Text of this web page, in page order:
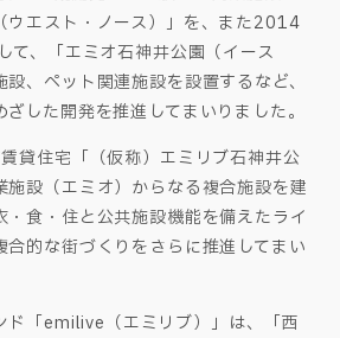
ウエスト・ノース）」を、また2014
て、「エミオ石神井公園（イース
、ペット関連施設を設置するなど、
した開発を推進してまいりました。
貸住宅「（仮称）エミリブ石神井公
施設（エミオ）からなる複合施設を建
食・住と公共施設機能を備えたライ
合的な街づくりをさらに推進してまい
ド「emilive（エミリブ）」は、「西